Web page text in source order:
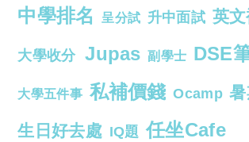
中學排名 呈分試 升中面試 英
大學收分 Jupas 副學士 DSE
大學五件事 私補價錢 Ocamp
生日好去處 IQ題 任坐Cafe